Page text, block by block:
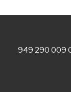
949 290 009